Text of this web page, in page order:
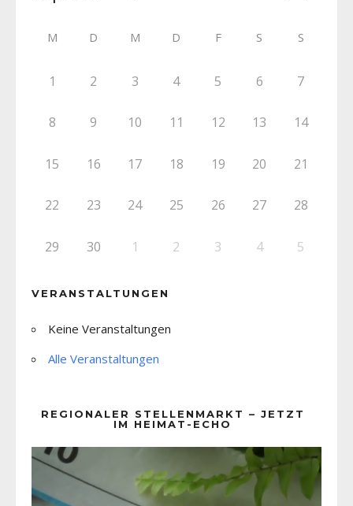
M D M D F S S
1 2 3 4 5 6 7
8 9 10 11 12 13 14
15 16 17 18 19 20 21
22 23 24 25 26 27 28
29 30 1 2 3 4 5
VERANSTALTUNGEN
Keine Veranstaltungen
Alle Veranstaltungen
REGIONALER STELLENMARKT – JETZT
IM HEIMAT-ECHO
Player